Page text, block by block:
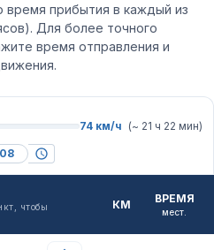
время прибытия в каждый из
Для более точного
время отправления и
74 км/ч (~ 21 ч 22 мин)
чтобы
КМ ВРЕМЯ
мест.